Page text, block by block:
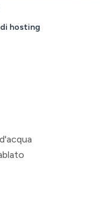
hosting